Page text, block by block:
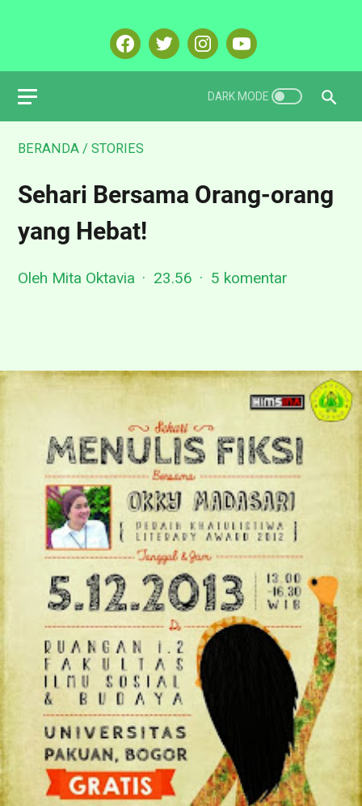
BERANDA / STORIES
Sehari Bersama Orang-orang
yang Hebat!
Oleh Mita Oktavia 23.56 5 komentar